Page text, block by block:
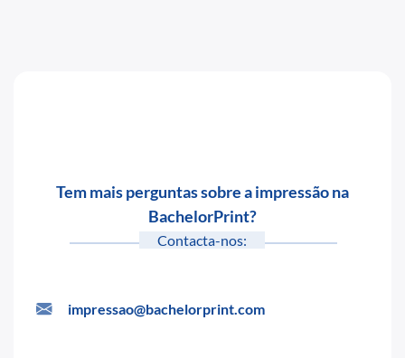
Tem mais perguntas sobre a impressão na
BachelorPrint?
Contacta-nos:
impressao@bachelorprint.com